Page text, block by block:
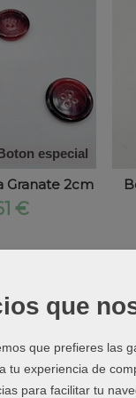
especial
Granate 2cm
€
Botones y parches
pueden
por completo una
que
que prefieres las
tu experiencia de
para facilitar tu